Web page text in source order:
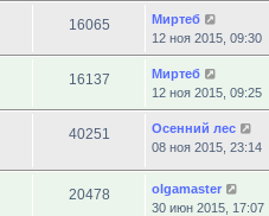
16065
Миртеб
12 ноя 2015, 09:30
16137
Миртеб
12 ноя 2015, 09:25
40251
Осенний лес
08 ноя 2015, 23:14
20478
olgamaster
30 июн 2015, 17:07